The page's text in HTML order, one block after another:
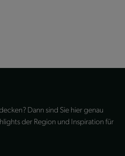
Dann sind Sie hier genau
der Region und Inspiration für